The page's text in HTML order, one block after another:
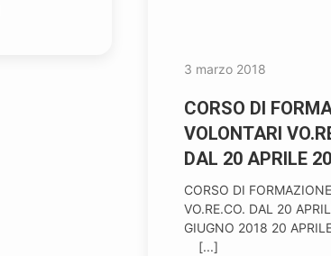
3 marzo 2018
CORSO DI
VOLONTARI
DAL 20 APRILE
CORSO DI
VO.RE.CO. DAL 20
GIUGNO 2018 20
[...]